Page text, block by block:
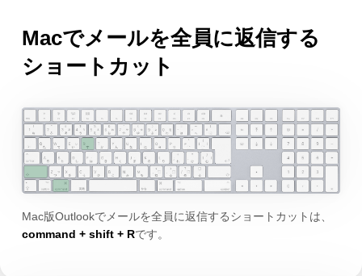
Macでメールを全員に返信する
ショートカット
Mac版Outlookでメールを全員に返信するショートカットは、
command + shift + Rです。